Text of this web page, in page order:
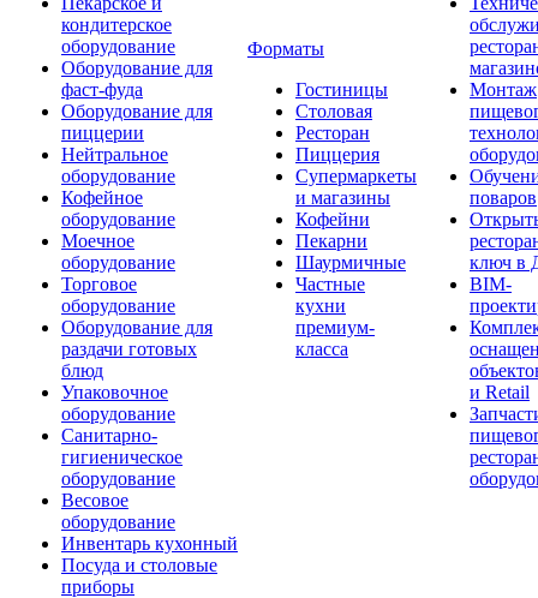
кондитерское
оборудование
Оборудование для
фаст-фуда
Оборудование для
пиццерии
Нейтральное
оборудование
Кофейное
оборудование
Моечное
оборудование
Торговое
оборудование
Оборудование для
раздачи готовых
блюд
Упаковочное
оборудование
Санитарно-
гигиеническое
оборудование
Весовое
оборудование
Инвентарь кухонный
Посуда и столовые
приборы
Форматы
Гостиницы
Столовая
Ресторан
Пиццерия
Супермаркеты
и магазины
Кофейни
Пекарни
Шаурмичные
Частные
кухни
премиум-
класса
Монтаж
поваров
ключ в
BIM-
и Retail